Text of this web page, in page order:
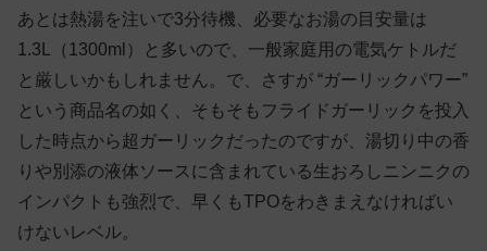
あとは熱湯を注いで3分待機、必要なお湯の目安量は
1.3L（1300ml）と多いので、一般家庭用の電気ケトルだ
と厳しいかもしれません。で、さすが “ガーリックパワー”
という商品名の如く、そもそもフライドガーリックを投入
した時点から超ガーリックだったのですが、湯切り中の香
りや別添の液体ソースに含まれている生おろしニンニクの
インパクトも強烈で、早くもTPOをわきまえなければい
けないレベル。